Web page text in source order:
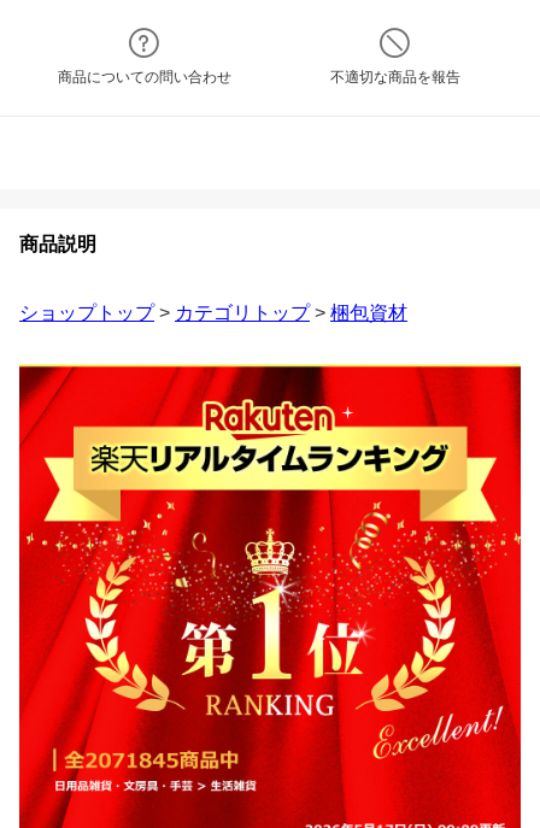
商品についての問い合わせ 不適切な商品を報告
商品説明
ショップトップ> カテゴリトップ> 梱包資材